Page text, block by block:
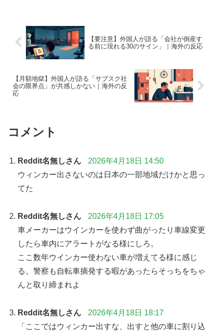
【要注意】外国人が語る「会社が倒産す
る前に現れる30のサイン」｜海外の反応
【月額地獄】外国人が語る「サブスク社
会の限界点」が共感しかない｜海外の反
応
コメント
Reddit名無しさん
2026年4月18日 14:50
ウィンカー出さないのは日本の一部地域だけかと思っ
てた
Reddit名無しさん
2026年4月18日 17:05
車メーカーはウインカーを使わず曲がったり車線変更
したら車内にアラートがなる様にしろ。
ここ数年ウインカー使わない車が増えてる様に感じ
る。警察も自転車摘発する暇があったらそっちをちゃ
んと取り締まれよ
Reddit名無しさん
2026年4月18日 18:17
「ここではウィンカー出すな、出すと他の車に割り込